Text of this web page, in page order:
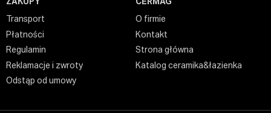
ZAKUPY
Transport
Płatności
Regulamin
Reklamacje i zwroty
Odstąp od umowy
CERMAG
O firmie
Kontakt
Strona główna
Katalog ceramika&łazienka